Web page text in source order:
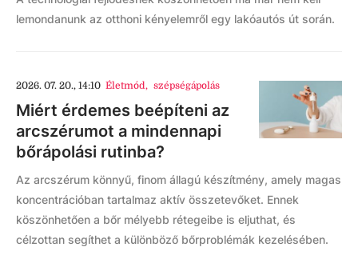
lemondanunk az otthoni kényelemről egy lakóautós út során.
2026. 07. 20., 14:10 Életmód, szépségápolás
Miért érdemes beépíteni az
arcszérumot a mindennapi
bőrápolási rutinba?
Az arcszérum könnyű, finom állagú készítmény, amely magas
koncentrációban tartalmaz aktív összetevőket. Ennek
köszönhetően a bőr mélyebb rétegeibe is eljuthat, és
célzottan segíthet a különböző bőrproblémák kezelésében.